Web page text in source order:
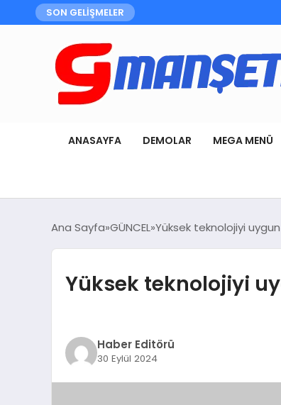
SON GELİŞMELER
ANASAYFA DEMOLAR MEGA MENÜ
Ana Sayfa GÜNCEL Yüksek teknolojiyi
Yüksek teknolojiyi
Haber Editörü
30 Eylül 2024